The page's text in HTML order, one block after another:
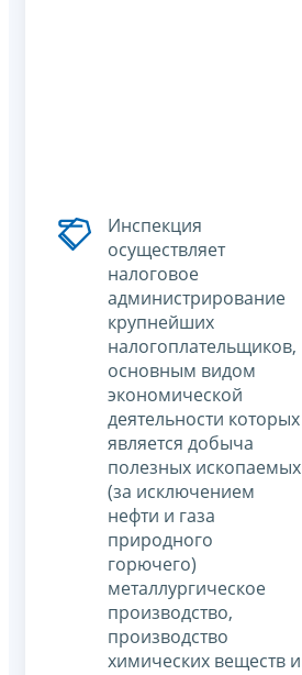
Инспекция
осуществляет
налоговое
администрирование
крупнейших
налогоплательщиков,
основным видом
экономической
деятельности которых
является добыча
полезных ископаемых
(за исключением
нефти и газа
природного
горючего)
металлургическое
производство,
производство
химических веществ и